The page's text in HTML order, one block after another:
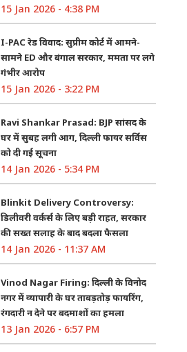
15 Jan 2026 - 4:38 PM
I-PAC रेड विवाद: सुप्रीम कोर्ट में आमने-
सामने ED और बंगाल सरकार, ममता पर लगे
गंभीर आरोप
15 Jan 2026 - 3:22 PM
Ravi Shankar Prasad: BJP सांसद के
घर में सुबह लगी आग, दिल्ली फायर सर्विस
को दी गई सूचना
14 Jan 2026 - 5:34 PM
Blinkit Delivery Controversy:
डिलीवरी वर्कर्स के लिए बड़ी राहत, सरकार
की सख्त सलाह के बाद बदला फैसला
14 Jan 2026 - 11:37 AM
Vinod Nagar Firing: दिल्ली के विनोद
नगर में व्यापारी के घर ताबड़तोड़ फायरिंग,
रंगदारी न देने पर बदमाशों का हमला
13 Jan 2026 - 6:57 PM